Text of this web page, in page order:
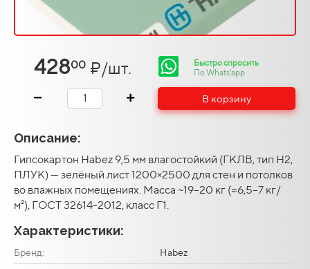
42800 ₽/шт.
Быстро спросить
По Whats'app
В корзину
Описание:
Гипсокартон Habez 9,5 мм влагостойкий (ГКЛВ, тип H2,
ПЛУК) — зелёный лист 1200×2500 для стен и потолков
во влажных помещениях. Масса ~19–20 кг (≈6,5–7 кг/
м²), ГОСТ 32614-2012, класс Г1.
Характеристики:
Бренд: Habez